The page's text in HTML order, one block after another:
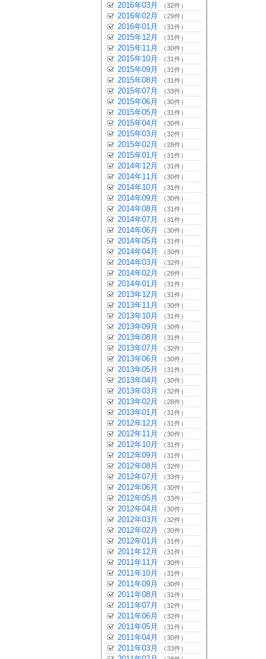
2016年03月 （32件）
2016年02月 （29件）
2016年01月 （31件）
2015年12月 （31件）
2015年11月 （30件）
2015年10月 （31件）
2015年09月 （31件）
2015年08月 （31件）
2015年07月 （33件）
2015年06月 （30件）
2015年05月 （31件）
2015年04月 （30件）
2015年03月 （32件）
2015年02月 （28件）
2015年01月 （31件）
2014年12月 （31件）
2014年11月 （30件）
2014年10月 （31件）
2014年09月 （30件）
2014年08月 （31件）
2014年07月 （31件）
2014年06月 （30件）
2014年05月 （31件）
2014年04月 （30件）
2014年03月 （32件）
2014年02月 （28件）
2014年01月 （31件）
2013年12月 （31件）
2013年11月 （30件）
2013年10月 （31件）
2013年09月 （30件）
2013年08月 （31件）
2013年07月 （32件）
2013年06月 （30件）
2013年05月 （31件）
2013年04月 （30件）
2013年03月 （32件）
2013年02月 （28件）
2013年01月 （31件）
2012年12月 （31件）
2012年11月 （30件）
2012年10月 （31件）
2012年09月 （31件）
2012年08月 （32件）
2012年07月 （33件）
2012年06月 （30件）
2012年05月 （33件）
2012年04月 （30件）
2012年03月 （32件）
2012年02月 （30件）
2012年01月 （31件）
2011年12月 （31件）
2011年11月 （30件）
2011年10月 （31件）
2011年09月 （30件）
2011年08月 （31件）
2011年07月 （32件）
2011年06月 （32件）
2011年05月 （31件）
2011年04月 （30件）
2011年03月 （33件）